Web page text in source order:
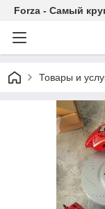
Forza - Самый
Товары и